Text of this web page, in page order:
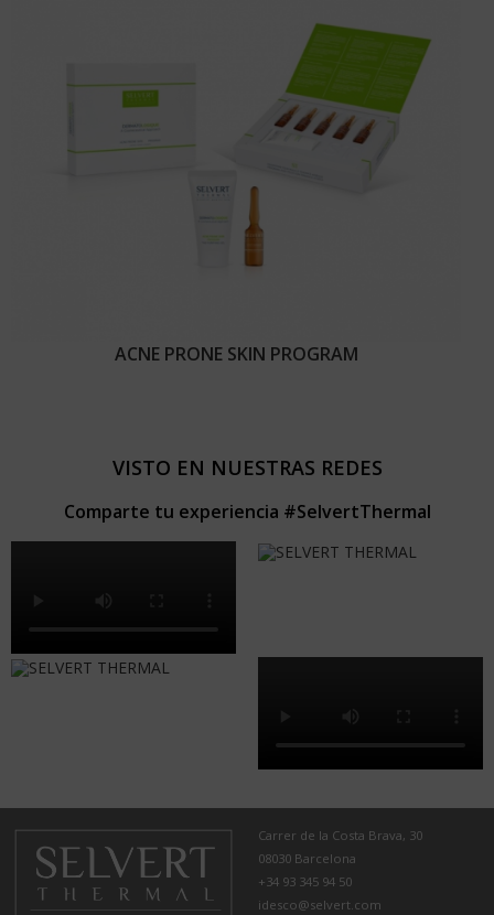
ACNE PRONE SKIN PROGRAM
VISTO EN NUESTRAS REDES
Comparte tu experiencia #SelvertThermal
Carrer de la Costa Brava, 30
08030 Barcelona
+34 93 345 94 50
idesco@selvert.com